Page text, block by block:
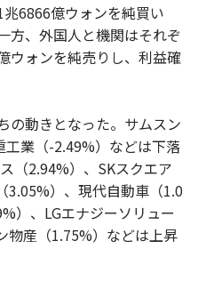
6866億ウォンを純買い
方、外国人と機関はそれぞ
ウォンを純売りし、利益確
の動きとなった。サムスン
業（-2.49%）などは下落
（2.94%）、SKスクエア
3.05%）、現代自動車（1.0
）、LGエナジーソリュー
物産（1.75%）などは上昇